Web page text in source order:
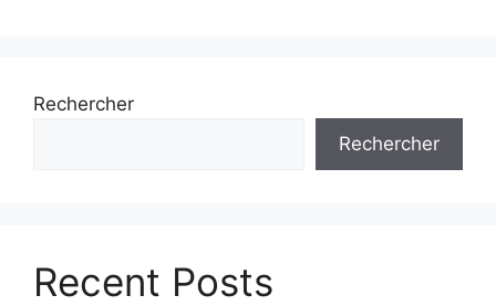
Rechercher
Rechercher
Recent Posts